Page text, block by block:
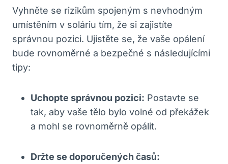
Vyhněte se rizikům spojeným s nevhodným
umístěním v soláriu tím, že si zajistíte
správnou pozici. Ujistěte se, že vaše opálení
bude rovnoměrné a bezpečné s následujícími
tipy:
Uchopte správnou pozici: Postavte se
tak, aby vaše tělo bylo volné od překážek
a mohl se rovnoměrně opálit.
Držte se doporučených časů: